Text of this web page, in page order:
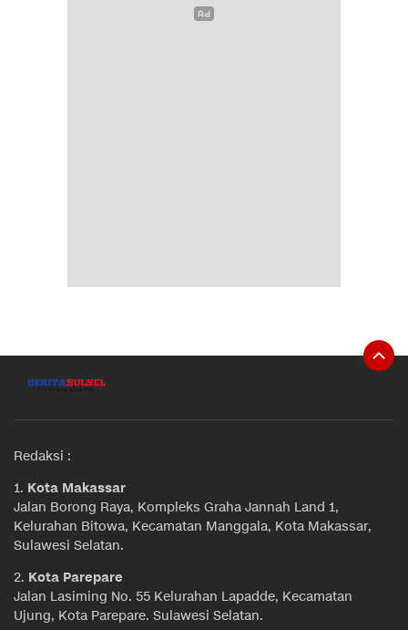
Redaksi :
1. Kota Makassar
Jalan Borong Raya, Kompleks Graha Jannah Land 1,
Kelurahan Bitowa, Kecamatan Manggala, Kota Makassar,
Sulawesi Selatan.
2. Kota Parepare
Jalan Lasiming No. 55 Kelurahan Lapadde, Kecamatan
Ujung, Kota Parepare. Sulawesi Selatan.